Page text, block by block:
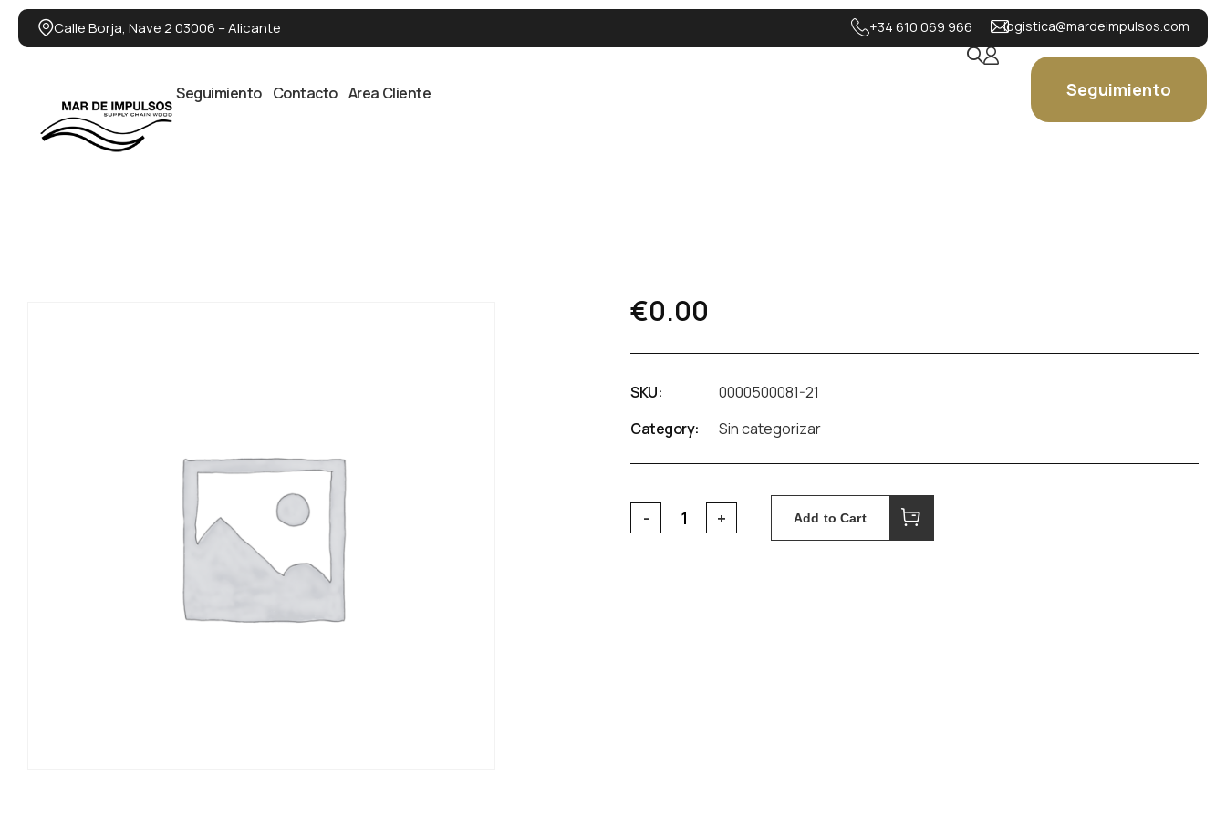
Calle Borja, Nave 2 03006 – Alicante logistica@mardeimpulsos.com
+34 610 069 966
Seguimiento Contacto Area Cliente Seguimiento
€0.00
SKU:
0000500081-21
Category:
Sin categorizar
Add to Cart